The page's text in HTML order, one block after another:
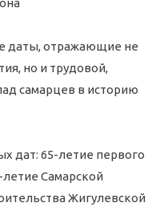
даты, отражающие не
но и трудовой,
самарцев в историю
дат: 65-летие первого
летие Самарской
Жигулевской